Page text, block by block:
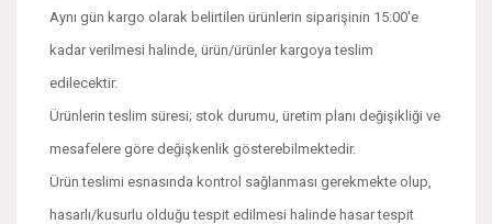
Aynı gün kargo olarak belirtilen ürünlerin siparişinin 15:00'e
kadar verilmesi halinde, ürün/ürünler kargoya teslim
edilecektir.
Ürünlerin teslim süresi; stok durumu, üretim planı değişikliği ve
mesafelere göre değişkenlik gösterebilmektedir.
Ürün teslimi esnasında kontrol sağlanması gerekmekte olup,
hasarlı/kusurlu olduğu tespit edilmesi halinde hasar tespit